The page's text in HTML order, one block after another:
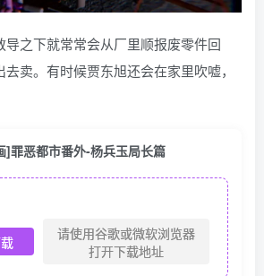
导之下就常常会从厂里顺报废零件回
卖。有时候贾东旭还会在家里吹嘘，
]罪恶都市番外-杨兵玉局长篇
请使用谷歌或微软浏览器
打开下载地址